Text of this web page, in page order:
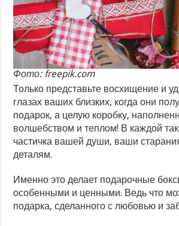
Фото: freepik.com
Только представьте восхищение и
глазах ваших близких, когда они
подарок, а целую коробку,
волшебством и теплом! В каждой
частичка вашей души, ваши
деталям.
Именно это делает подарочные
особенными и ценными. Ведь что
подарка, сделанного с любовью и